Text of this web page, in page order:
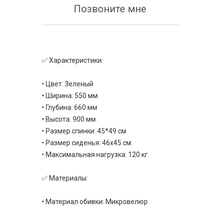
Позвоните мне
✅ Характеристики:
• Цвет: Зеленый
• Ширина: 550 мм
• Глубина: 660 мм
• Высота: 900 мм
• Размер спинки: 45*49 см
• Размер сиденья: 46х45 см.
• Максимальная нагрузка: 120 кг
✅ Материалы:
• Материал обивки: Микровелюр